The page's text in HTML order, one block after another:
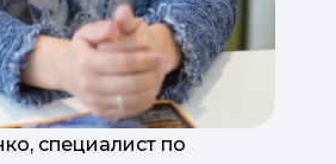
специалист по